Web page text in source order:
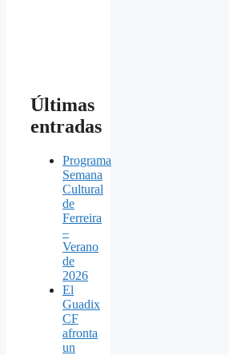
Últimas
entradas
Programa
Semana
Cultural
de
Ferreira
–
Verano
de
2026
El
Guadix
CF
afronta
un